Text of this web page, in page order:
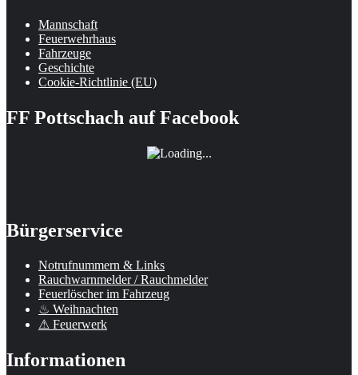
Mannschaft
Feuerwehrhaus
Fahrzeuge
Geschichte
Cookie-Richtlinie (EU)
FF Pottschach auf Facebook
Bürgerservice
Notrufnummern & Links
Rauchwarnmelder / Rauchmelder
Feuerlöscher im Fahrzeug
♨ Weihnachten
⚠ Feuerwerk
Informationen